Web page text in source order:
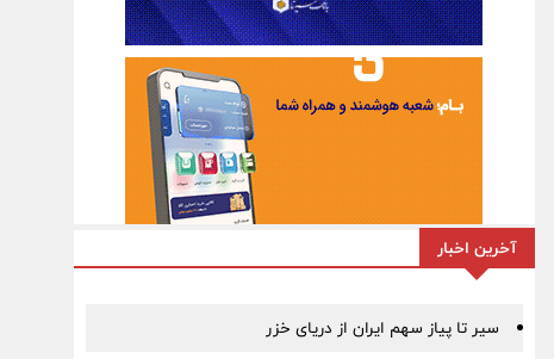
آخرین اخبار
سیر تا پیاز سهم ایران از دریای خزر